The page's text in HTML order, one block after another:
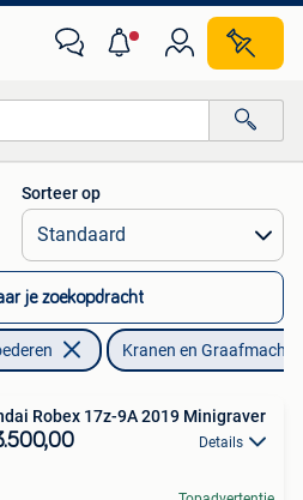
Sorteer op
je zoekopdracht
Kranen en
Robex 17z-9A 2019 Minigraver
Details